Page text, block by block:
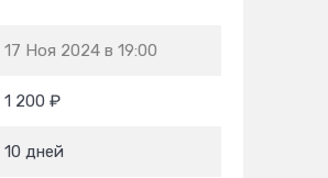
17 Ноя 2024 в 19:00
1 200 ₽
10 дней